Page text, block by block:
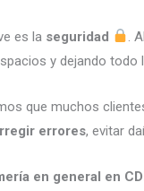
es la seguridad
.
y dejando todo
que muchos
errores, evitar
en general en